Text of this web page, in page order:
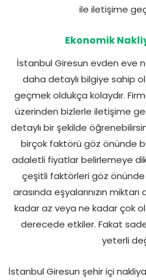
ile iletişime
Ekonomik
İstanbul Giresun evden eve
daha detaylı bilgiye sahip
geçmek oldukça kolaydır.
üzerinden bizlerle iletişime
detaylı bir şekilde
birçok faktörü göz önünde
adaletli fiyatlar belirlemeye
çeşitli faktörleri göz önünde
arasında eşyalarınızın miktarı
kadar az veya ne kadar çok
derecede etkiler. Fakat
yeterli
İstanbul Giresun şehir içi